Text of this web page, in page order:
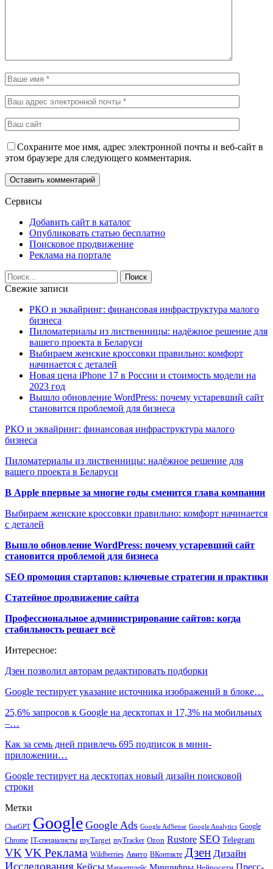
Сохраните мое имя, адрес электронной почты и веб-сайт в
этом браузере для следующего комментария.
Сервисы
Добавить сайт в каталог
Опубликовать статью бесплатно
Поисковое продвижение
Реклама на портале
Свежие записи
РКО и эквайринг: финансовая инфраструктура малого
бизнеса
Пиломатериалы из лиственницы: надёжное решение для
вашего проекта в Беларуси
Выбираем женские кроссовки правильно: комфорт
начинается с деталей
Новая цена iPhone 17 в России и стоимость модели на
2023 год
Вышло обновление WordPress: почему устаревший сайт
становится проблемой для бизнеса
РКО и эквайринг: финансовая инфраструктура малого
бизнеса
Пиломатериалы из лиственницы: надёжное решение для
вашего проекта в Беларуси
В Apple впервые за многие годы сменится глава компании
Выбираем женские кроссовки правильно: комфорт начинается
с деталей
Вышло обновление WordPress: почему устаревший сайт
становится проблемой для бизнеса
SEO промоция стартапов: ключевые стратегии и практики
Статейное продвижение сайта
Профессиональное администрирование сайтов: когда
стабильность решает всё
Интересное:
Дзен позволил авторам редактировать подборки
Google тестирует указание источника изображений в блоке…
25,6% запросов к Google на десктопах и 17,3% на мобильных
–…
Как за семь дней привлечь 695 подписок в мини-
приложении…
Google тестирует на десктопах новый дизайн поисковой
строки
Метки
ChatGPT Google Google Ads Google AdSense Google Analytics Google
Chrome IT-специалисты myTarget myTracker Ozon Rustore SEO Telegram
VK VK Реклама Wildberries Авито ВКонтакте Дзен Дизайн
Исследования Пресс-